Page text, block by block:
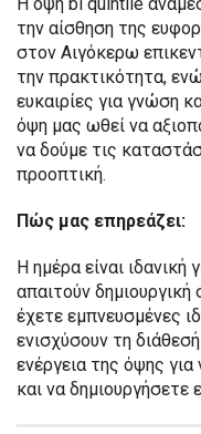
την αίσθηση της
στον Αιγόκερω
την πρακτικότητα,
ευκαιρίες για γνώση
όψη μας ωθεί να
να δούμε τις
προοπτική.
Πώς μας επηρεάζει:
Η ημέρα είναι
απαιτούν
έχετε εμπνευσμένες
ενισχύσουν τη
ενέργεια της όψης
και να δημιουργήσετε